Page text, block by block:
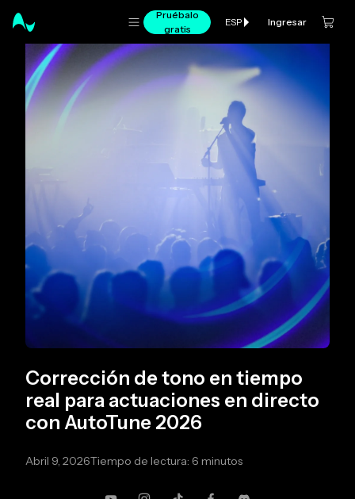
Pruébalo
gratis
ESP Ingresar
Corrección de tono en tiempo
real para actuaciones en directo
con AutoTune 2026
Abril 9, 2026Tiempo de lectura: 6 minutos